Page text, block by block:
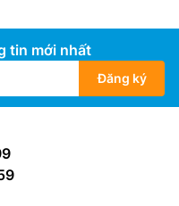
tin mới nhất
Đăng ký